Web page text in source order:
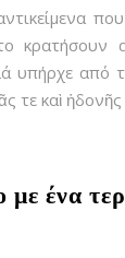
κρατήσουν
υπήρχε από
τε καὶ ἡδονῆς
ένα